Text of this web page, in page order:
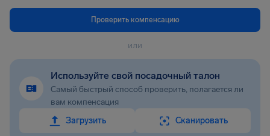
Проверить компенсацию
или
Используйте свой посадочный талон
Самый быстрый способ проверить, полагается ли
вам компенсация
Загрузить
Сканировать